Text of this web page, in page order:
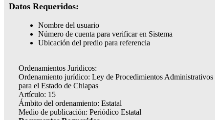
Datos Requeridos:
Nombre del usuario
Número de cuenta para verificar en Sistema
Ubicación del predio para referencia
Ordenamientos Juridicos:
Ordenamiento jurídico: Ley de Procedimientos Administrativos
para el Estado de Chiapas
Artículo: 15
Ámbito del ordenamiento: Estatal
Medio de publicación: Periódico Estatal